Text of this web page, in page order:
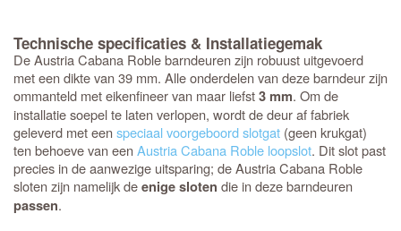
Technische specificaties & Installatiegemak
De Austria Cabana Roble barndeuren zijn robuust uitgevoerd
met een dikte van 39 mm. Alle onderdelen van deze barndeur zijn
ommanteld met eikenfineer van maar liefst3 mm. Om de
installatie soepel te laten verlopen, wordt de deur af fabriek
geleverd met eenspeciaal voorgeboord slotgat (geen krukgat)
ten behoeve van eenAustria Cabana Roble loopslot. Dit slot past
precies in de aanwezige uitsparing; de Austria Cabana Roble
sloten zijn namelijk deenige sloten die in deze barndeuren
passen.